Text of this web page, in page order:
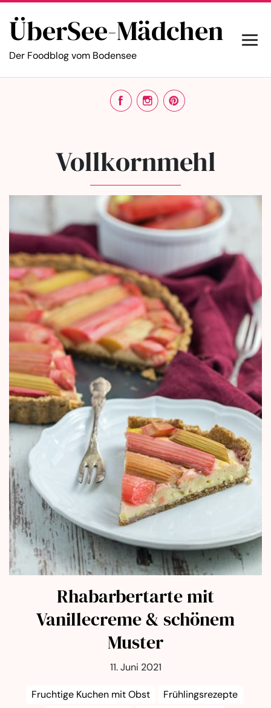
ÜberSee-Mädchen
Der Foodblog vom Bodensee
Vollkornmehl
Rhabarbertarte mit
Vanillecreme & schönem
Muster
11. Juni 2021
Fruchtige Kuchen mit Obst
Frühlingsrezepte